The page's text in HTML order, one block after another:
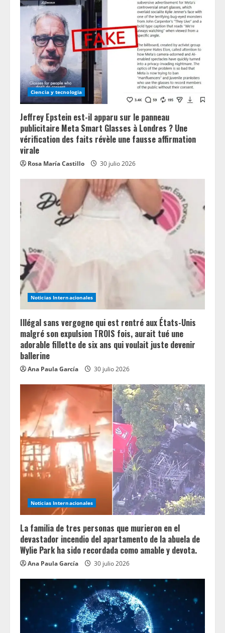
Ciencia y tecnologia
Jeffrey Epstein est-il apparu sur le panneau
publicitaire Meta Smart Glasses à Londres ? Une
vérification des faits révèle une fausse affirmation
virale
Rosa María Castillo 30 julio 2026
Noticias Internacionales
Illégal sans vergogne qui est rentré aux États-Unis
malgré son expulsion TROIS fois, aurait tué une
adorable fillette de six ans qui voulait juste devenir
ballerine
Ana Paula García 30 julio 2026
Noticias Internacionales
La familia de tres personas que murieron en el
devastador incendio del apartamento de la abuela de
Wylie Park ha sido recordada como amable y devota.
Ana Paula García 30 julio 2026